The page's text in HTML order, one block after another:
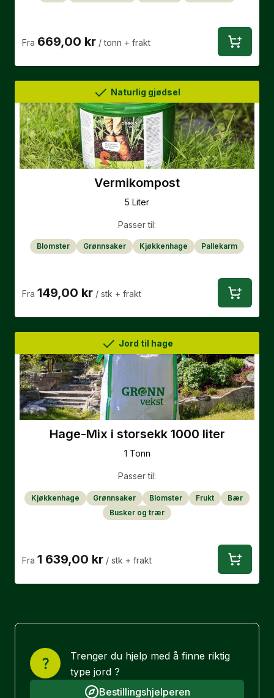
Fra 669,00 kr / tonn + frakt
Naturlig gjødsel
Vermikompost
5 Liter
Passer til:
Blomster Grønnsaker Kjøkkenhage Pallekarm
Fra 149,00 kr / stk + frakt
Jord til hage
Hage-Mix i storsekk 1000 liter
1 Tonn
Passer til:
Kjøkkenhage Grønnsaker Blomster Frukt
Bær
Busker og trær
Fra 1 639,00 kr / stk + frakt
Trenger du hjelp med å finne riktig
type jord ?
Bestillingshjelperen